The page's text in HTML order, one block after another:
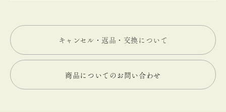
キャンセル・返品・交換について
商品についてのお問い合わせ